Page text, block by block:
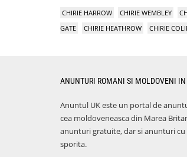
CHIRIE HARROW CHIRIE WEMBLEY
GATE
CHIRIE HEATHROW CHIRIE
ANUNTURI ROMANI SI MOLDOVENI IN
Anuntul UK este un portal de
cea moldoveneasca din Marea
anunturi gratuite, dar si anunturi
sporita.